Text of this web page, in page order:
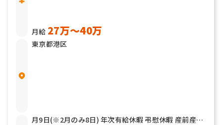
月給 27万〜40万
東京都港区
月9日(※2月のみ8日) 年次有給休暇 弔慰休暇 産前産後